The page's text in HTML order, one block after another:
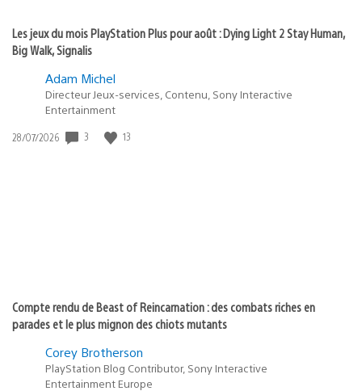
Les jeux du mois PlayStation Plus pour août : Dying Light 2 Stay Human,
Big Walk, Signalis
Adam Michel
Directeur Jeux-services, Contenu, Sony Interactive
Entertainment
Date
28/07/2026 3 13
Compte rendu de Beast of Reincarnation : des combats riches en
parades et le plus mignon des chiots mutants
Corey Brotherson
PlayStation Blog Contributor, Sony Interactive
Entertainment Europe